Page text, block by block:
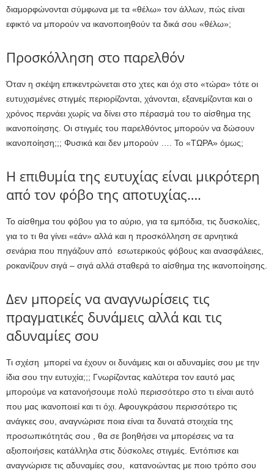
διαμορφώνονται σύμφωνα με τα «θέλω» τον άλλων, πώς είναι
εφικτό να μπορούν να ικανοποιηθούν τα δικά σου «θέλω»;
Προσκόλληση στο παρελθόν
Όταν η σκέψη επικεντρώνεται στο χτες και όχι στο «τώρα» τότε οι
ευτυχισμένες στιγμές περιορίζονται, χάνονται, εξανεμίζονται και ο
χρόνος περνάει χωρίς να δίνει στο πέρασμά του το αίσθημα της
ικανοποίησης. Οι στιγμές του παρελθόντος μπορούν να δώσουν
ικανοποίηση;;; Φυσικά και δεν μπορούν …. Το «ΤΩΡΑ» όμως;
Η επιθυμία της ευτυχίας είναι μικρότερη
από τον φόβο της αποτυχίας….
Το αίσθημα του φόβου για το αύριο, για τα εμπόδια, τις δυσκολίες,
για το τι θα γίνει «εάν» αλλά και η προσκόλληση σε αρνητικά
σενάρια που πηγάζουν από εσωτερικούς φόβους και ανασφάλειες,
ροκανίζουν σιγά – σιγά αλλά σταθερά το αίσθημα της ικανοποίησης.
Δεν μπορείς να αναγνωρίσεις τις
πραγματικές δυνάμεις αλλά και τις
αδυναμίες σου
Τι σχέση μπορεί να έχουν οι δυνάμεις και οι αδυναμίες σου με την
ίδια σου την ευτυχία;;; Γνωρίζοντας καλύτερα τον εαυτό μας
μπορούμε να κατανοήσουμε πολύ περισσότερο στο τι είναι αυτό
που μας ικανοποιεί και τι όχι. Αφουγκράσου περισσότερο τις
ανάγκες σου, αναγνώρισε ποια είναι τα δυνατά στοιχεία της
προσωπικότητάς σου , θα σε βοηθήσει να μπορέσεις να τα
αξιοποιήσεις κατάλληλα στις δύσκολες στιγμές. Εντόπισε και
αναγνώρισε τις αδυναμίες σου, κατανοώντας με ποιο τρόπο σου